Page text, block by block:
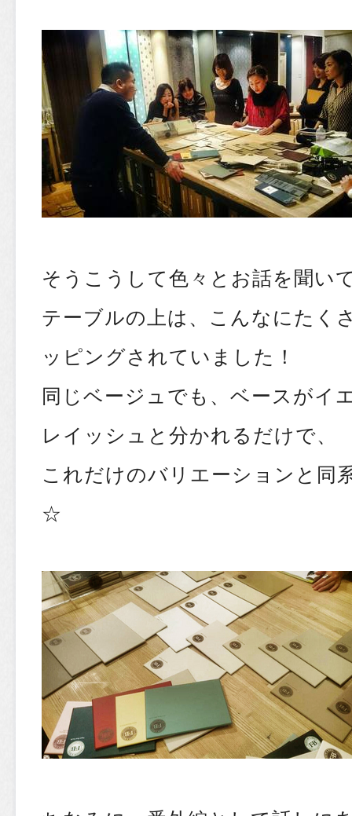
そうこうして色々とお話を聞い
テーブルの上は、こんなにたく
ッピングされていました！
同じベージュでも、ベースがイ
レイッシュと分かれるだけで、
これだけのバリエーションと同
☆